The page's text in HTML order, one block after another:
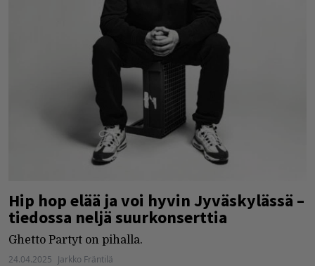
Hip hop elää ja voi hyvin Jyväskylässä –
tiedossa neljä suurkonserttia
Ghetto Partyt on pihalla.
24.04.2025 Jarkko Fräntilä